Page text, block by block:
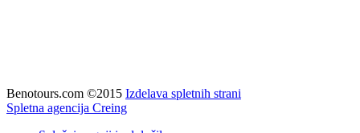
Benotours.com ©2015 Izdelava spletnih strani
Spletna agencija Creing